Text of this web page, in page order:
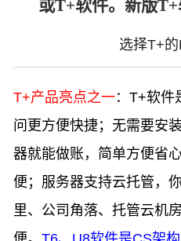
或T+软件。新版
选择T+
T+产品亮点之一：T+软件
问更方便快捷；无需要安
器就能做账，简单方便省
便；服务器支持云托管，
里、公司角落、托管云机